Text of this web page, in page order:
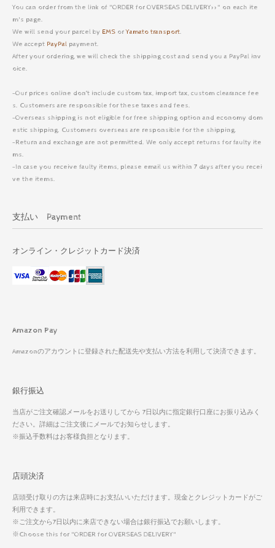
You can order from the link of "ORDER for OVERSEAS DELIVERY>>" on each ite
m's page.
We will send your parcel by EMS orYamato transport.
We accept PayPal payment.
After your ordering, we will check the shipping cost and send you a PayPal inv
oice.
-Our prices online don’t include custom tax, import tax, custom clearance fee
s. Customers are responsible for these taxes and fees.
-Overseas shipping is not eligible for free shipping option and economy dom
estic shipping. Customers overseas are responsible for the shipping.
-Return and exchange are not permitted. We only accept returns for faulty ite
ms.
-In case you receive faulty items, please email us within 7 days after you recei
ve the items.
支払い Payment
オンライン・クレジットカード決済
Amazon Pay
Amazonのアカウントに登録された配送先や支払い方法を利用して決済できます。
銀行振込
当店がご注文確認メールをお送りしてから 7日以内に指定銀行口座にお振り込みく
ださい。詳細はご注文後にメールでお知らせします。
※振込手数料はお客様負担となります。
店頭決済
店頭受け取りの方は来店時にお支払いいただけます。現金とクレジットカードがご
利用できます。
※ご注文から7日以内に来店できない場合は銀行振込でお願いします。
※Choose this for "ORDER for OVERSEAS DELIVERY"